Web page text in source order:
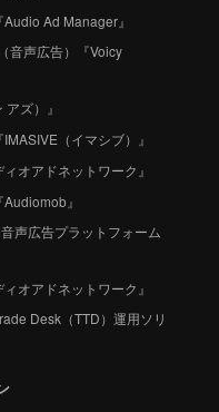
Ad Manager』
音声広告）『Voicy
ズ）』
（イマシブ）』
オアドネットワーク』
』
声広告プラットフォーム
オアドネットワーク』
Desk（TTD）運用ソリ